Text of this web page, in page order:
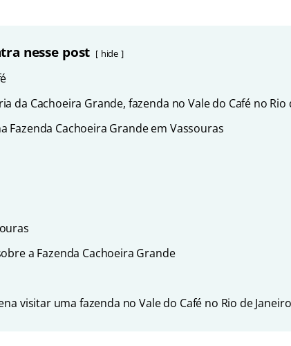
nesse post hide
da Cachoeira Grande, fazenda no Vale do Café no Rio
Fazenda Cachoeira Grande em Vassouras
a Fazenda Cachoeira Grande
visitar uma fazenda no Vale do Café no Rio de